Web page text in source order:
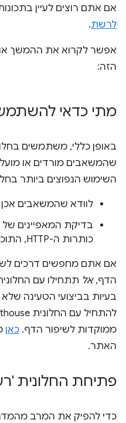
אם אתם רוצים לעיין
לרשת.
אפשר לקרוא את ההמשך
הזה:
מתי כדאי
באופן כללי, משתמשים
שהמשאבים מורדים או
השימוש הנפוצים ביותר
לוודא שהמשאבים אכן
בדיקת המאפיינים
כותרות ה-HTTP, התוכן, הגודל וכו'.
אם אתם מחפשים דרכים
הדף,אל תתחילו עם
בעיות בביצועי הטעינה
ממוקדות לשיפור הדף. כאן
האתר.
פתיחת החלונית
כדי להפיק את המרב